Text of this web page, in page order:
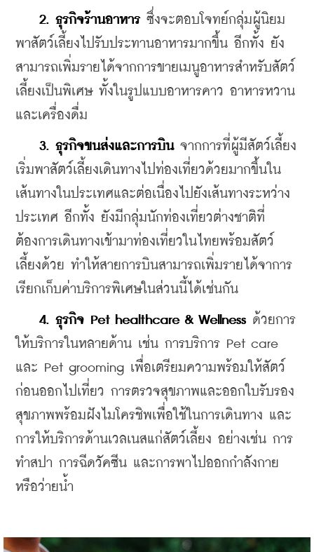
2. ธุรกิจร้านอาหาร ซึ่งจะตอบโจทย์กลุ่มผู้นิยม
พาสัตว์เลี้ยงไปรับประทานอาหารมากขึ้น อีกทั้ง ยัง
สามารถเพิ่มรายได้จากการขายเมนูอาหารสำหรับสัตว์
เลี้ยงเป็นพิเศษ ทั้งในรูปแบบอาหารคาว อาหารหวาน
และเครื่องดื่ม
3. ธุรกิจขนส่งและการบิน จากการที่ผู้มีสัตว์เลี้ยง
เริ่มพาสัตว์เลี้ยงเดินทางไปท่องเที่ยวด้วยมากขึ้นใน
เส้นทางในประเทศและต่อเนื่องไปยังเส้นทางระหว่าง
ประเทศ อีกทั้ง ยังมีกลุ่มนักท่องเที่ยวต่างชาติที่
ต้องการเดินทางเข้ามาท่องเที่ยวในไทยพร้อมสัตว์
เลี้ยงด้วย ทำให้สายการบินสามารถเพิ่มรายได้จาการ
เรียกเก็บค่าบริการพิเศษในส่วนนี้ได้เช่นกัน
4. ธุรกิจ Pet healthcare & Wellness ด้วยการ
ให้บริการในหลายด้าน เช่น การบริการ Pet care
และ Pet grooming เพื่อเตรียมความพร้อมให้สัตว์
ก่อนออกไปเที่ยว การตรวจสุขภาพและออกใบรับรอง
สุขภาพพร้อมฝังไมโครชิพเพื่อใช้ในการเดินทาง และ
การให้บริการด้านเวลเนสแก่สัตว์เลี้ยง อย่างเช่น การ
ทำสปา การฉีดวัคซีน และการพาไปออกกำลังกาย
หรือว่ายน้ำ